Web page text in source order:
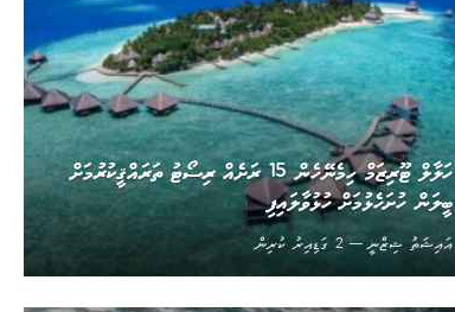
ހަލާލް ޓޫރިޒަމް ހިމެނޭހެން 15 ރަށެއް ރިސޯޓު ތަރައްޤީކުރުމަށް
ބީލަން ހުށަހެޅުމަށް ހުޅުވާލައިފި
އައިޝަތު ޝިޒްނީ
2 ގަޑިއިރު ކުރިން